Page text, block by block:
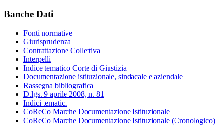
Banche Dati
Fonti normative
Giurisprudenza
Contrattazione Collettiva
Interpelli
Indice tematico Corte di Giustizia
Documentazione istituzionale, sindacale e aziendale
Rassegna bibliografica
D.lgs. 9 aprile 2008, n. 81
Indici tematici
CoReCo Marche Documentazione Istituzionale
CoReCo Marche Documentazione Istituzionale (Cronologico)